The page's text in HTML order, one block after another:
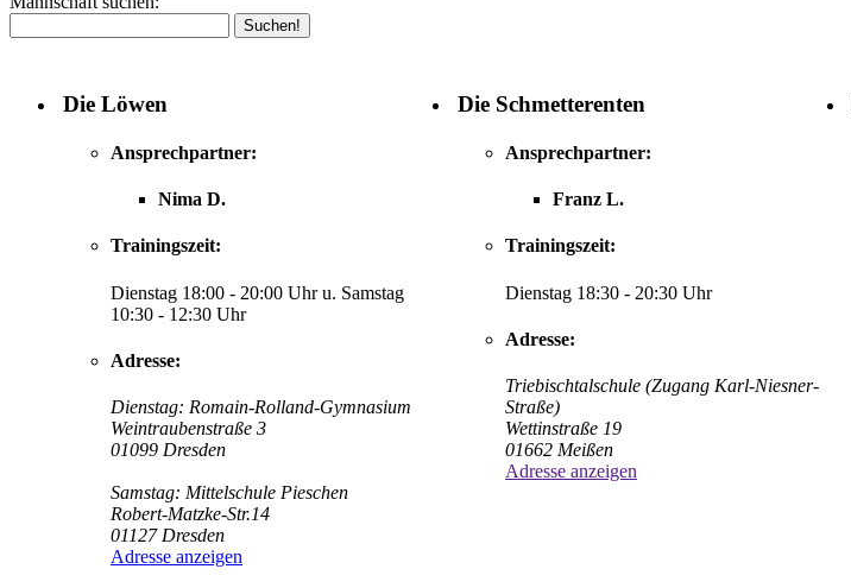
Die Löwen
Ansprechpartner:
Nima D.
Trainingszeit:
Dienstag 18:00 - 20:00 Uhr u. Samstag
10:30 - 12:30 Uhr
Adresse:
Dienstag: Romain-Rolland-Gymnasium
Weintraubenstraße 3
01099 Dresden
Samstag: Mittelschule Pieschen
Robert-Matzke-Str.14
01127 Dresden
Adresse anzeigen
Die Schmetterenten
Ansprechpartner:
Franz L.
Trainingszeit:
Dienstag 18:30 - 20:30 Uhr
Adresse:
Triebischtalschule (Zugang Karl-Niesner-
Straße)
Wettinstraße 19
01662 Meißen
Adresse anzeigen